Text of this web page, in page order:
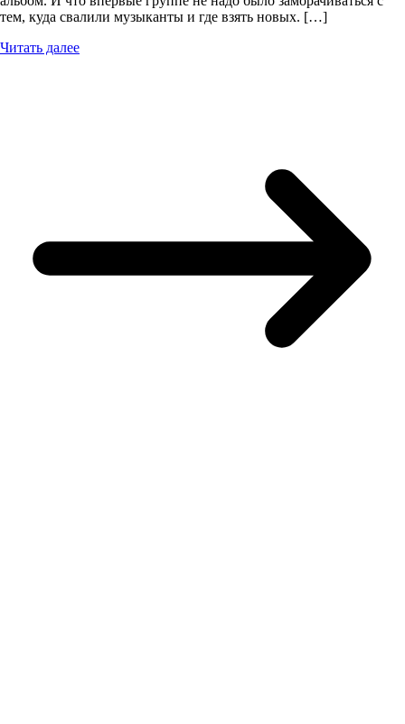
тем, куда свалили музыканты и где взять новых. […]
Читать далее